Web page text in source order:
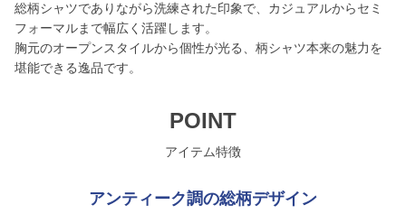
総柄シャツでありながら洗練された印象で、カジュアルからセミ
フォーマルまで幅広く活躍します。
胸元のオープンスタイルから個性が光る、柄シャツ本来の魅力を
堪能できる逸品です。
POINT
アイテム特徴
アンティーク調の総柄デザイン